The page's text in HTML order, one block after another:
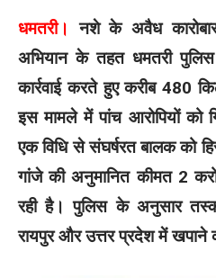
धमतरी। नशे के अवैध
अभियान के तहत धमतरी
कार्रवाई करते हुए करीब 480
इस मामले में पांच आरोपियों को
एक विधि से संघर्षरत बालक को
गांजे की अनुमानित कीमत 2
रही है। पुलिस के अनुसार
रायपुर और उत्तर प्रदेश में खपाने